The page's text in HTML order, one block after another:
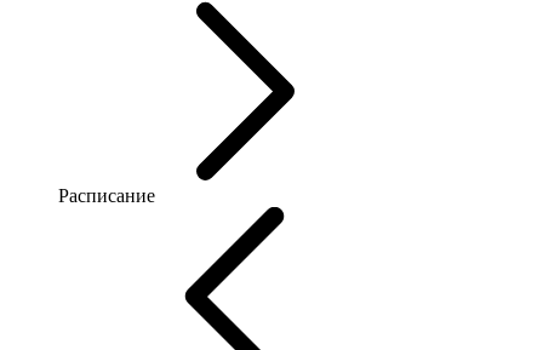
Расписание